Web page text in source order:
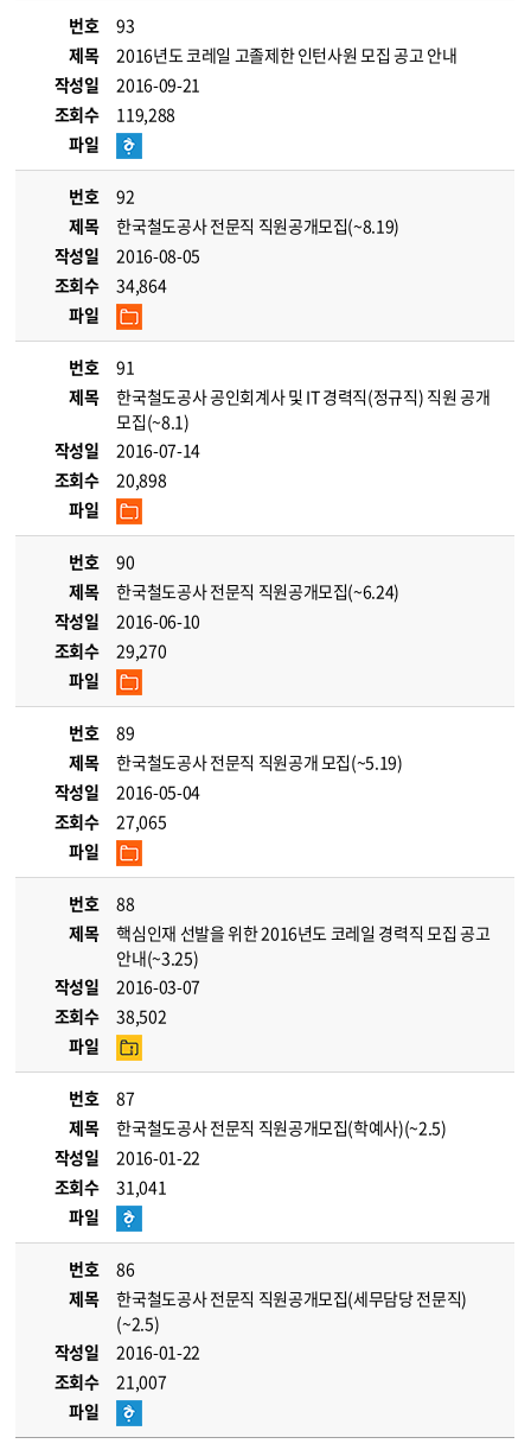
번호
93
제목
2016년도 코레일 고졸제한 인턴사원 모집 공고 안내
작성일
2016-09-21
조회수
119,288
파일
번호
92
제목
한국철도공사 전문직 직원공개모집(~8.19)
작성일
2016-08-05
조회수
34,864
파일
번호
91
제목
한국철도공사 공인회계사 및 IT 경력직(정규직) 직원 공개
모집(~8.1)
작성일
2016-07-14
조회수
20,898
파일
번호
90
제목
한국철도공사 전문직 직원공개모집(~6.24)
작성일
2016-06-10
조회수
29,270
파일
번호
89
제목
한국철도공사 전문직 직원공개 모집(~5.19)
작성일
2016-05-04
조회수
27,065
파일
번호
88
제목
핵심인재 선발을 위한 2016년도 코레일 경력직 모집 공고
안내(~3.25)
작성일
2016-03-07
조회수
38,502
파일
번호
87
제목
한국철도공사 전문직 직원공개모집(학예사)(~2.5)
작성일
2016-01-22
조회수
31,041
파일
번호
86
제목
한국철도공사 전문직 직원공개모집(세무담당 전문직)
(~2.5)
작성일
2016-01-22
조회수
21,007
파일